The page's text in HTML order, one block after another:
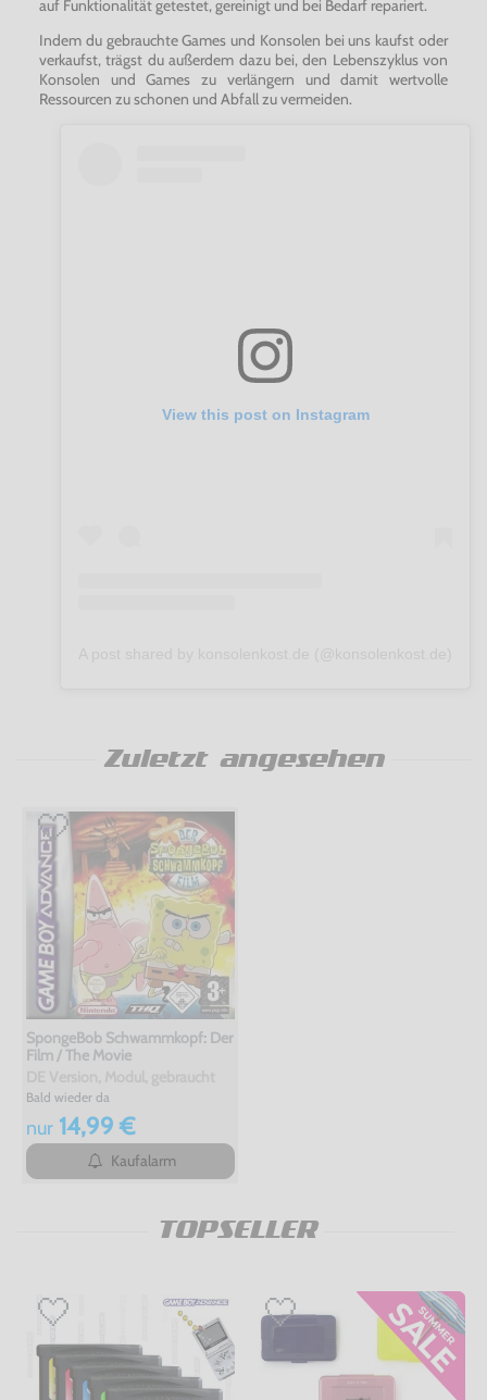
auf Funktionalität getestet, gereinigt und bei Bedarf repariert.
Indem du gebrauchte Games und Konsolen bei uns kaufst oder
verkaufst, trägst du außerdem dazu bei, den Lebenszyklus von
Konsolen und Games zu verlängern und damit wertvolle
Ressourcen zu schonen und Abfall zu vermeiden.
View this post on Instagram
Zuletzt angesehen
SpongeBob Schwammkopf: Der
Film / The Movie
Bald wieder da
nur14,99 €
Kaufalarm
TOPSELLER